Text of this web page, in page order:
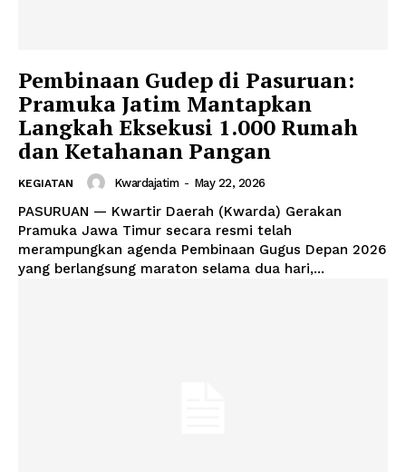
Pembinaan Gudep di Pasuruan:
Pramuka Jatim Mantapkan
Langkah Eksekusi 1.000 Rumah
dan Ketahanan Pangan
KEGIATAN Kwardajatim - May 22, 2026
PASURUAN — Kwartir Daerah (Kwarda) Gerakan
Pramuka Jawa Timur secara resmi telah
merampungkan agenda Pembinaan Gugus Depan 2026
yang berlangsung maraton selama dua hari,...